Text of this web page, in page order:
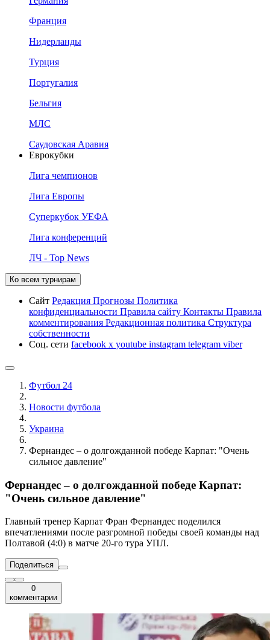
Франция
Нидерланды
Турция
Португалия
Бельгия
МЛС
Саудовская Аравия
Еврокубки
Лига чемпионов
Лига Европы
Суперкубок УЕФА
Лига конференций
ЛЧ - Top News
Ко всем турнирам
Сайт Редакция Прогнозы Политика
конфиденциальности Правила сайту Контакты Правила
комментирования Редакционная политика Структура
собственности
Соц. сети facebook x youtube instagram telegram viber
Футбол 24
Новости футбола
Украина
Фернандес – о долгожданной победе Карпат: "Очень
сильное давление"
Фернандес – о долгожданной победе Карпат:
"Очень сильное давление"
Главный тренер Карпат Фран Фернандес поделился
впечатлениями после разгромной победы своей команды над
Полтавой (4:0) в матче 20-го тура УПЛ.
Поделиться
0
комментарии